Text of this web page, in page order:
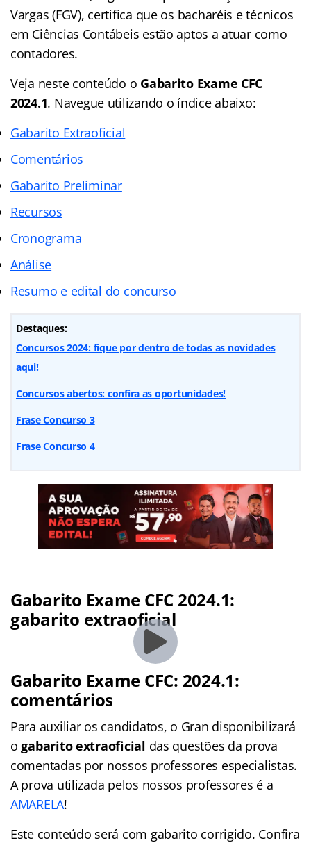
Vargas (FGV), certifica que os bacharéis e técnicos
em Ciências Contábeis estão aptos a atuar como
contadores.
Veja neste conteúdo o Gabarito Exame CFC
2024.1. Navegue utilizando o índice abaixo:
Gabarito Extraoficial
Comentários
Gabarito Preliminar
Recursos
Cronograma
Análise
Resumo e edital do concurso
Destaques:
Concursos 2024: fique por dentro de todas as novidades
aqui!
Concursos abertos: confira as oportunidades!
Frase Concurso 3
Frase Concurso 4
Gabarito Exame CFC 2024.1:
gabarito extraoficial
Gabarito Exame CFC: 2024.1:
comentários
Para auxiliar os candidatos, o Gran disponibilizará
ogabarito extraoficial das questões da prova
comentadas por nossos professores especialistas.
A prova utilizada pelos nossos professores é a
AMARELA!
Este conteúdo será com gabarito corrigido. Confira